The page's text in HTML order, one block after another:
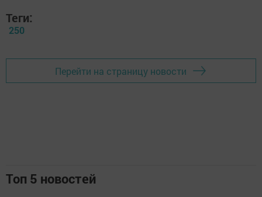
Теги:
250
Перейти на страницу новости
Топ 5 новостей